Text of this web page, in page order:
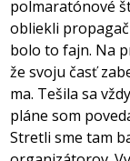
polmaratónové
obliekli
bolo to fajn. Na
že svoju časť
ma. Tešila sa
pláne som
Stretli sme tam